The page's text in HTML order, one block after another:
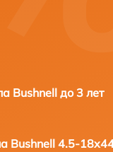
Bushnell до 3 лет
Bushnell 4.5-